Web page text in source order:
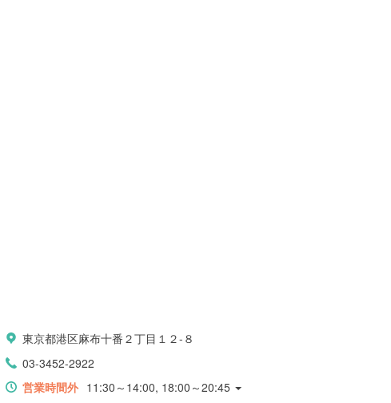
東京都港区麻布十番２丁目１２-８
03-3452-2922
営業時間外 11:30～14:00, 18:00～20:45